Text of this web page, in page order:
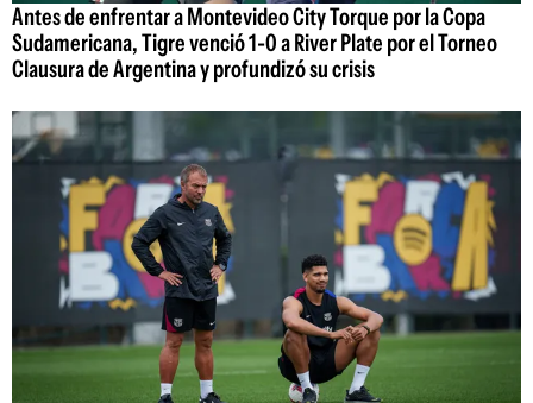
Antes de enfrentar a Montevideo City Torque por la Copa
Sudamericana, Tigre venció 1-0 a River Plate por el Torneo
Clausura de Argentina y profundizó su crisis